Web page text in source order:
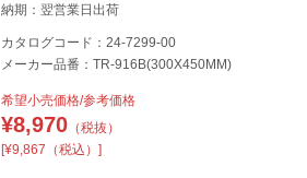
納期：翌営業日出荷
カタログコード：24-7299-00
メーカー品番：TR-916B(300X450MM)
希望小売価格/参考価格
¥8,970（税抜）
[¥9,867（税込）]